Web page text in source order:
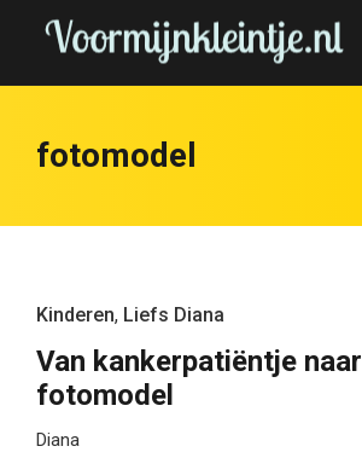
fotomodel
Kinderen, Liefs Diana
Van kankerpatiëntje naar
fotomodel
Diana